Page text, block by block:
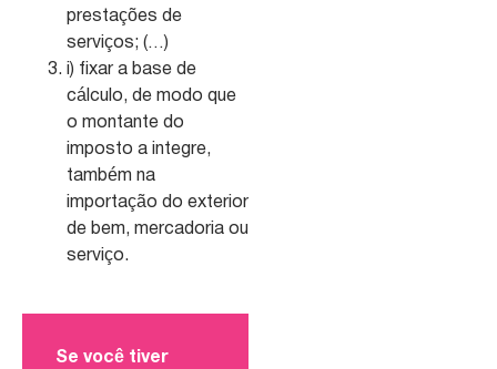
prestações de
serviços; (…)
i) fixar a base de
cálculo, de modo que
o montante do
imposto a integre,
também na
importação do exterior
de bem, mercadoria ou
serviço.
Se você tiver